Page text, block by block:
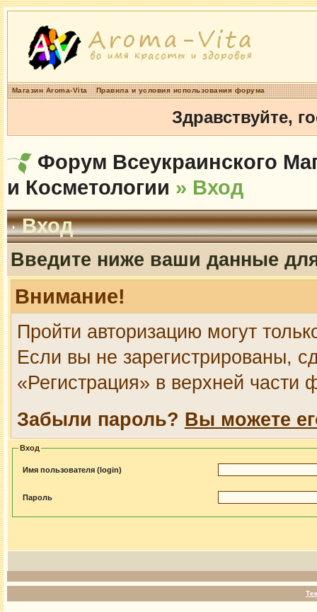
Магазин Aroma-Vita Правила и условия использования форума
Здравствуйте,
Форум Всеукраинского
и Косметологии » Вход
Вход
Введите ниже ваши данные
Внимание!
Пройти авторизацию могут
Если вы не зарегистрированы,
«Регистрация» в верхней части
Забыли пароль? Вы можете
Вход
Имя пользователя (login)
Пароль